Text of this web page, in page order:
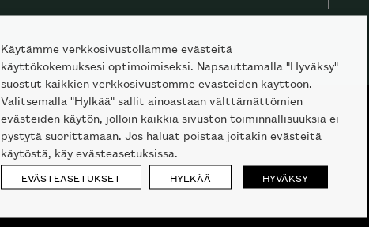
Käytämme verkkosivustollamme evästeitä
käyttökokemuksesi optimoimiseksi. Napsauttamalla "Hyväksy"
suostut kaikkien verkkosivustomme evästeiden käyttöön.
Valitsemalla "Hylkää" sallit ainoastaan välttämättömien
evästeiden käytön, jolloin kaikkia sivuston toiminnallisuuksia ei
pystytä suorittamaan. Jos haluat poistaa joitakin evästeitä
käytöstä, käy evästeasetuksissa.
EVÄSTEASETUKSET HYLKÄÄ HYVÄKSY